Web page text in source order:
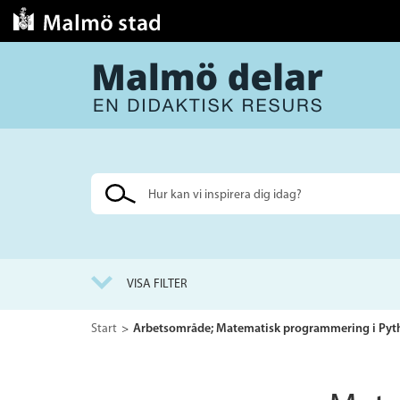
Sök
VISA FILTER
Start Arbetsområde; Matematisk programmering i